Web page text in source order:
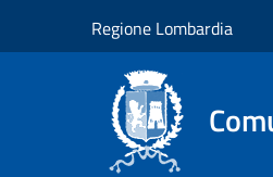
Regione Lombardia